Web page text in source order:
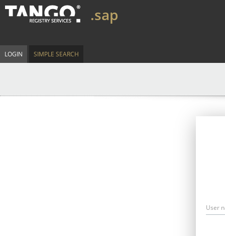
.sap
LOGIN SIMPLE SEARCH
User